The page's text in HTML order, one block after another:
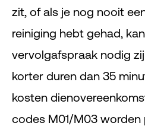
zit, of als je nog nooit
reiniging hebt gehad,
vervolgafspraak nodig
korter duren dan 35
kosten
codes M01/M03 worden